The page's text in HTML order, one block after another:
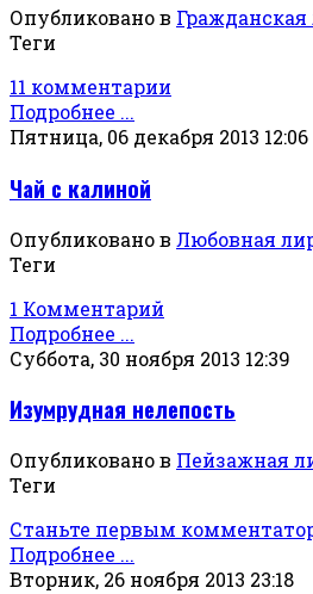
Опубликовано в
Теги
11 комментарии
Подробнее ...
Пятница, 06 декабря 2013 12:06
Чай с калиной
Опубликовано в Любовная
Теги
1 Комментарий
Подробнее ...
Суббота, 30 ноября 2013 12:39
Изумрудная нелепость
Опубликовано в Пейзажная
Теги
Станьте первым
Подробнее ...
Вторник, 26 ноября 2013 23:18